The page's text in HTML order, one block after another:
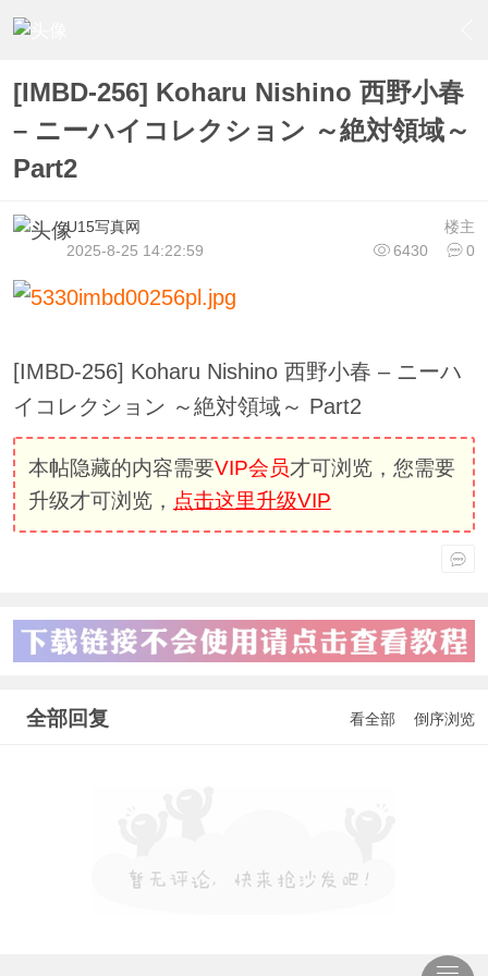
[IMBD-256] Koharu Nishino 西野小春
– ニーハイコレクション ～絶対領域～
Part2
楼主
U15写真网
6430
0
2025-8-25 14:22:59
[IMBD-256] Koharu Nishino 西野小春 – ニーハ
イコレクション ～絶対領域～ Part2
本帖隐藏的内容需要VIP会员才可浏览，您需要
升级才可浏览， 点击这里升级VIP
全部回复 看全部 倒序浏览